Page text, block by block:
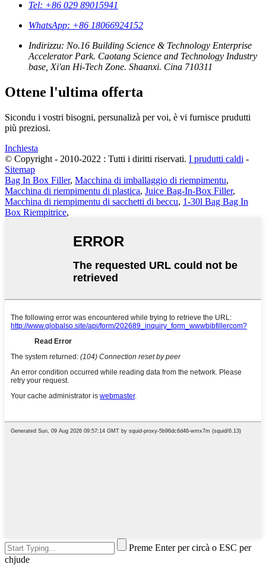
Tel: +86 029 89015941
WhatsApp: +86 18066924152
Indirizzu: No.16 Building Science & Technology Enterprise
Accelerator Park. Caotang Science and Technology Industry
base, Xi'an Hi-Tech Zone. Shaanxi. Cina 710311
Ottene l'ultima offerta
Sicondu i vostri bisogni, persunalizà per voi, è vi furnisce prudutti
più preziosi.
Inchiesta
© Copyright - 2010-2022 : Tutti i diritti riservati. I prudutti caldi -
Sitemap
Bag In Box Filler, Macchina di imballaggio di riempimentu,
Macchina di riempimentu di plastica, Juice Bag-In-Box Filler,
Macchina di riempimentu di sacchetti di beccu, 1-30l Bag Bag In
Box Riempitrice,
Preme Enter per circà o ESC per
chjude